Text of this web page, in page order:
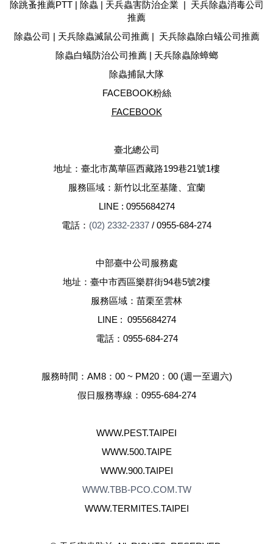
除跳蚤推薦PTT | 除蟲 | 天兵蟲害防治企業 | 天兵除蟲消毒公司
推薦
除蟲公司 | 天兵除蟲滅鼠公司推薦 | 天兵除蟲除白蟻公司推薦
除蟲白蟻防治公司推薦 | 天兵除蟲除蟑螂
除蟲捕鼠大隊
FACEBOOK粉絲
FACEBOOK
臺北總公司
地址：臺北市萬華區西藏路199巷21號1樓
服務區域：新竹以北至基隆、宜蘭
LINE : 0955684274
電話： (02) 2332-2337 / 0955-684-274
中部臺中公司服務處
地址：臺中市西區樂群街94巷5號2樓
服務區域：苗栗至雲林
LINE : 0955684274
電話： 0955-684-274
服務時間：AM8：00 ~ PM20：00 (週一至週六)
假日服務專線： 0955-684-274
WWW.PEST.TAIPEI
WWW.500.TAIPE
WWW.900.TAIPEI
WWW.TBB-PCO.COM.TW
WWW.TERMITES.TAIPEI